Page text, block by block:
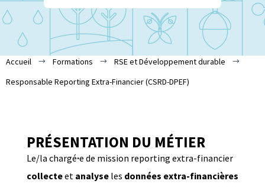
Accueil $ Formations $ RSE et Développement durable $
Responsable Reporting Extra-Financier (CSRD-DPEF)
PRÉSENTATION DU MÉTIER
Le/la chargé·e de mission reporting extra-financier
collecteet analyseles données extra-financières